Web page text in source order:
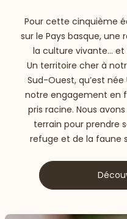
Pour cette cinquième
sur le Pays basque, une
la culture vivante… et
Un territoire cher à
Sud-Ouest, qu’est
notre engagement en
pris racine. Nous
terrain pour prendre
refuge et de la faune